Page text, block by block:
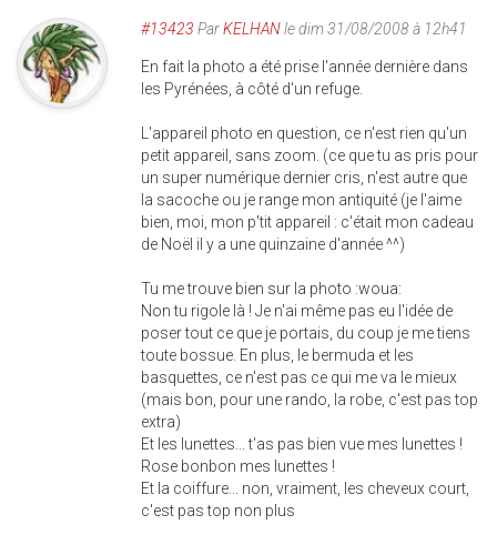
#13423 ParKELHANle dim 31/08/2008 à 12h41
En fait la photo a été prise l'année dernière dans
les Pyrénées, à côté d'un refuge.
L'appareil photo en question, ce n'est rien qu'un
petit appareil, sans zoom. (ce que tu as pris pour
un super numérique dernier cris, n'est autre que
la sacoche ou je range mon antiquité (je l'aime
bien, moi, mon p'tit appareil : c'était mon cadeau
de Noël il y a une quinzaine d'année ^^)
Tu me trouve bien sur la photo :woua:
Non tu rigole là ! Je n'ai même pas eu l'idée de
poser tout ce que je portais, du coup je me tiens
toute bossue. En plus, le bermuda et les
basquettes, ce n'est pas ce qui me va le mieux
(mais bon, pour une rando, la robe, c'est pas top
extra)
Et les lunettes... t'as pas bien vue mes lunettes !
Rose bonbon mes lunettes !
Et la coiffure... non, vraiment, les cheveux court,
c'est pas top non plus